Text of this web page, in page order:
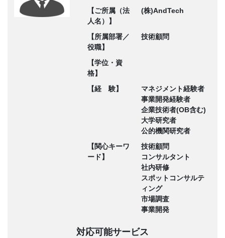
【ご所属（法
人名）】
(株)AndTech
【所属部署／
役職】
技術顧問
【学位・資
格】
【経 験】
マネジメント経験者
事業開発経験者
企業技術者(OB含む)
大学研究者
公的機関研究者
【関心キーワ
ード】
技術顧問
コンサルタント
社内研修
スポットコンサルテ
ィング
市場調査
事業開発
対応可能サービス